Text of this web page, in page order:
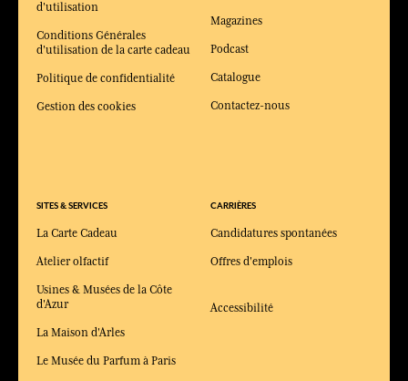
d'utilisation
Conditions Générales
d'utilisation de la carte cadeau
Politique de confidentialité
Gestion des cookies
SITES & SERVICES
La Carte Cadeau
Atelier olfactif
Usines & Musées de la Côte
d'Azur
La Maison d'Arles
Le Musée du Parfum à Paris
Magazines
Podcast
Catalogue
Contactez-nous
CARRIÈRES
Candidatures spontanées
Offres d'emplois
Accessibilité